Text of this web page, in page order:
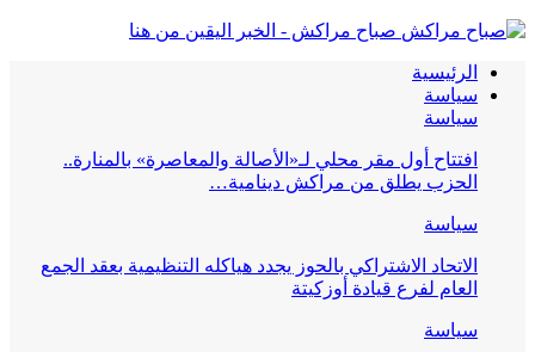
صباح مراكش - الخبر اليقين من هنا
الرئيسية
سياسة
سياسة
افتتاح أول مقر محلي لـ«الأصالة والمعاصرة» بالمنارة..
الحزب يطلق من مراكش دينامية…
سياسة
الاتحاد الاشتراكي بالحوز يجدد هياكله التنظيمية بعقد الجمع
العام لفرع قيادة أوزكيتة
سياسة